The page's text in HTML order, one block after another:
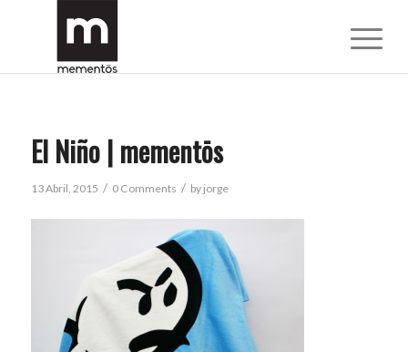
El Niño | mementōs
13 Abril, 2015 / 0 Comments / by jorge